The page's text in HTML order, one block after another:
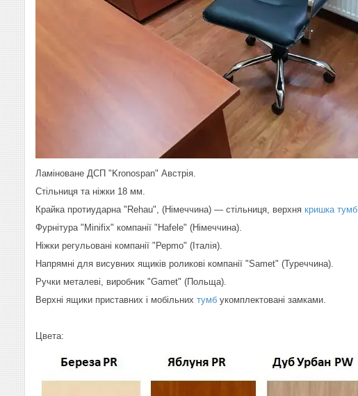
Ламіноване ДСП "Kronospan" Австрія.
Стільниця та ніжки 18 мм.
Крайка протиударна "Rehau", (Німеччина) — стільниця, верхня кришка тумб
Фурнітура "Minifix" компанії "Hafele" (Німеччина).
Ніжки регульовані компанії "Рерmo" (Італія).
Напрямні для висувних ящиків роликові компанії "Samet" (Туреччина).
Ручки металеві, виробник "Gamet" (Польща).
Верхні ящики приставних і мобільних тумб укомплектовані замками.
Цвета: